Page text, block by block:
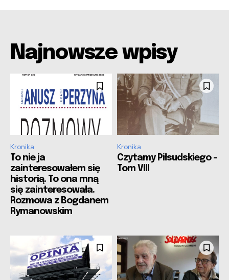
Najnowsze wpisy
Kronika
To nie ja
zainteresowałem się
historią. To ona mną
się zainteresowała.
Rozmowa z Bogdanem
Rymanowskim
Kronika
Czytamy Piłsudskiego –
Tom VIII